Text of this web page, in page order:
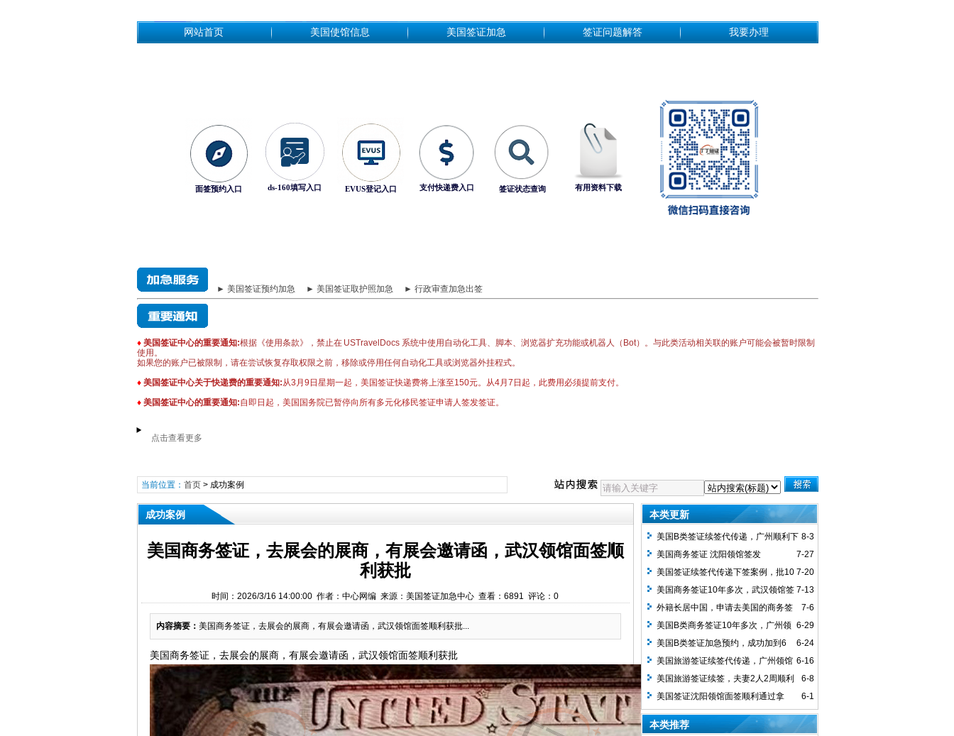
网站首页 美国使馆信息 美国签证加急 签证问题解答 我要办理
面签预约入口 ds-160填写入口 EVUS登记入口 支付快递费入口 签证状态查询 有用资料下载
► 美国签证预约加急 ► 美国签证取护照加急 ► 行政审查加急出签
♦ 美国签证中心的重要通知:根据《使用条款》，禁止在 USTravelDocs 系统中使用自动化工具、脚本、浏览器扩充功能或机器人（Bot）。与此类活动相关联的账户可能会被暂时限制
使用。
如果您的账户已被限制，请在尝试恢复存取权限之前，移除或停用任何自动化工具或浏览器外挂程式。
♦ 美国签证中心关于快递费的重要通知:从3月9日星期一起，美国签证快递费将上涨至150元。
​从4月7日起，此费用必须提前支付。
♦ 美国签证中心的重要通知:自即日起，美国国务院已暂停向所有多元化移民签证申请人签发签证。
点击查看更多
当前位置： 首页> 成功案例
成功案例
美国商务签证，去展会的展商，有展会邀请函，武汉领馆面签顺
利获批
时间：2026/3/16 14:00:00 作者：中心网编 来源：美国签证加急中心 查看：6891 评论：0
内容摘要： ​美国商务签证，去展会的展商，有展会邀请函，武汉领馆面签顺利获批...
美国商务签证，去展会的展商，有展会邀请函，武汉领馆面签顺利获批
本类更新
8-3
美国B类签证续签代传递，广州顺利下
签10年多次
7-27
美国商务签证 沈阳领馆签发
7-20
美国签证续签代传递下签案例，批10
年多次签证，用时3周
7-13
美国商务签证10年多次，武汉领馆签
发，客人之前有美签拒签记录，本次顺利
通过
7-6
外籍长居中国，申请去美国的商务签
证，出发时间临近，全程加急预约加急面
签，4天顺利拿到签证，10年多次
6-29
美国B类商务签证10年多次，广州领
馆面签顺利通过
6-24
美国B类签证加急预约，成功加到6
月的号
6-16
美国旅游签证续签代传递，广州领馆
签发10年多次签证，5月8日递交资料，5
月15日开始审核，18日Approved，19日
Issued, 21日寄出，23日客户收到签证，
用时2周拿下
6-8
美国旅游签证续签，夫妻2人2周顺利
拿到10年签证，北京递交广州审核
6-1
美国签证沈阳领馆面签顺利通过拿
到，沈阳领馆对除东北户籍的申请人，是
非常友好的
本类推荐